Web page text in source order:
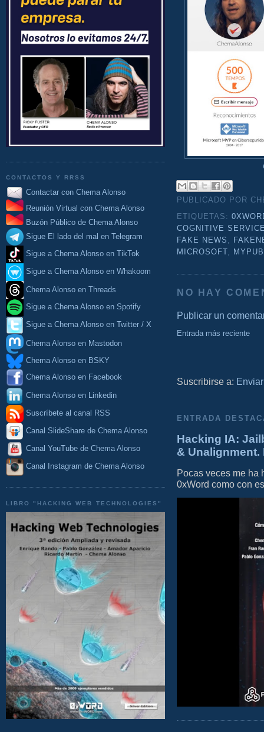
CONTACTOS Y RRSS
Contactar con Chema Alonso
Reunión Virtual con Chema Alonso
Buzón Público de Chema Alonso
Sigue El lado del mal en Telegram
Sigue a Chema Alonso en TikTok
Sigue a Chema Alonso en Whakoom
Chema Alonso en Threads
Sigue a Chema Alonso en Spotify
Sigue a Chema Alonso en Twitter / X
Chema Alonso en Mastodon
Chema Alonso en BSKY
Chema Alonso en Facebook
Chema Alonso en Linkedin
Suscríbete al canal RSS
Canal SlideShare de Chema Alonso
Canal YouTube de Chema Alonso
Canal Instagram de Chema Alonso
LIBRO "HACKING WEB TECHNOLOGIES"
PUBLICADO POR
ETIQUETAS:
COGNITIVE
FAKE NEWS ,
MICROSOFT ,
NO HAY
Publicar un
Entrada más reciente
Suscribirse a:
ENTRADA
Hacking IA:
&
Pocas veces me ha
0xWord como con